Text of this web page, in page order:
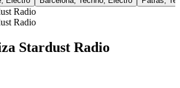
Radio
Radio
Stardust Radio